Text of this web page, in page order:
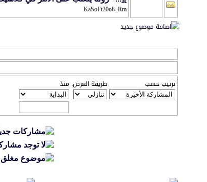
KaSoFt20o8_Rm
ترتيب حسب طريقة العرض: منذ